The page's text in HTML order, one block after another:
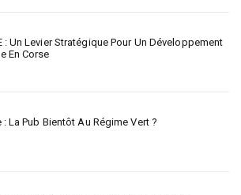
: Un Levier Stratégique Pour Un Développement
En Corse
: La Pub Bientôt Au Régime Vert ?